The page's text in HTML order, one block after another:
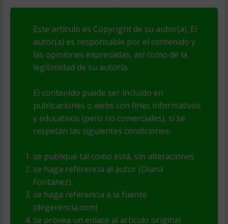
Este artículo es Copyright de su autor(a). El
autor(a) es responsable por el contenido y
las opiniones expresadas, así como de la
legitimidad de su autoría.
El contenido puede ser incluido en
publicaciones o webs con fines informativos
y educativos (pero no comerciales), si se
respetan las siguientes condiciones:
se publique tal como está, sin alteraciones
se haga referencia al autor (Diana
Fontanez)
se haga referencia a la fuente
(degerencia.com)
se provea un enlace al artículo original